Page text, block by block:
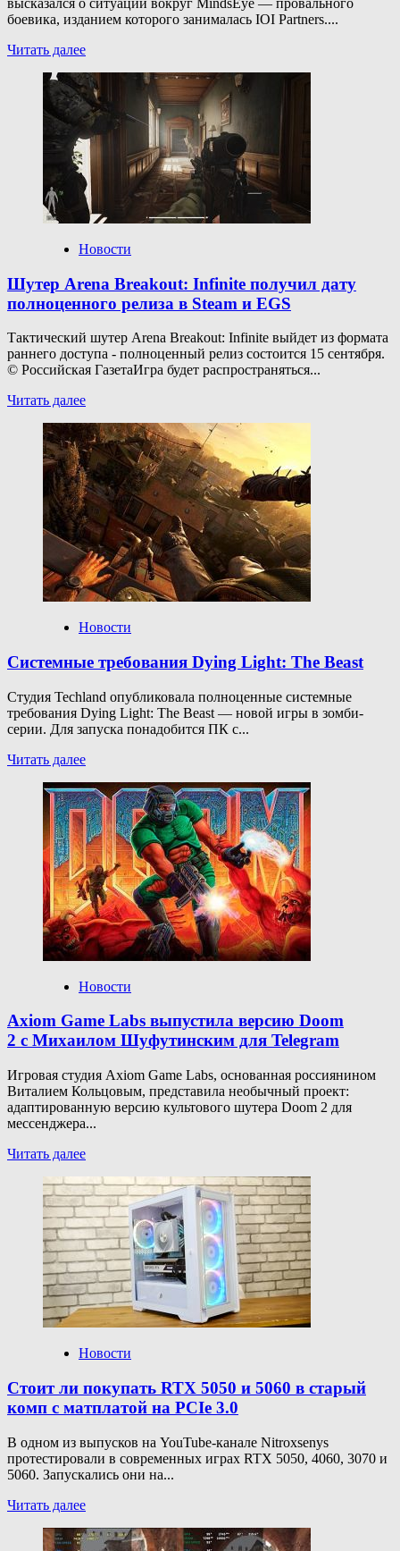
боевика, изданием которого занималась IOI Partners....
Читать далееПрочитать
о
Провал
MindsEye
заставил
компанию
авторов
Hitman
засомневаться
в издании
игр
Новости
Шутер Arena Breakout: Infinite получил дату
полноценного релиза в Steam и EGS
Тактический шутер Arena Breakout: Infinite выйдет из формата
раннего доступа - полноценный релиз состоится 15 сентября.
© Российская ГазетаИгра будет распространяться...
Читать далееПрочитать
о
Шутер
Arena
Breakout:
Infinite
получил
дату
полноценного
релиза
в Steam
и EGS
Новости
Системные требования Dying Light: The Beast
Студия Techland опубликовала полноценные системные
требования Dying Light: The Beast — новой игры в зомби-
серии. Для запуска понадобится ПК с...
Читать далееПрочитать
о
Системные
требования
Dying
Light:
The
Beast
Новости
Axiom Game Labs выпустила версию Doom
2 c Михаилом Шуфутинским для Telegram
Игровая студия Axiom Game Labs, основанная россиянином
Виталием Кольцовым, представила необычный проект:
адаптированную версию культового шутера Doom 2 для
мессенджера...
Читать далееПрочитать
о
Axiom
Game
Labs
выпустила
версию
Doom
2 c Михаилом
Шуфутинским
для
Telegram
Новости
Стоит ли покупать RTX 5050 и 5060 в старый
комп с матплатой на PCIe 3.0
В одном из выпусков на YouTube-канале Nitroxsenys
протестировали в современных играх RTX 5050, 4060, 3070 и
5060. Запускались они на...
Читать далееПрочитать
о